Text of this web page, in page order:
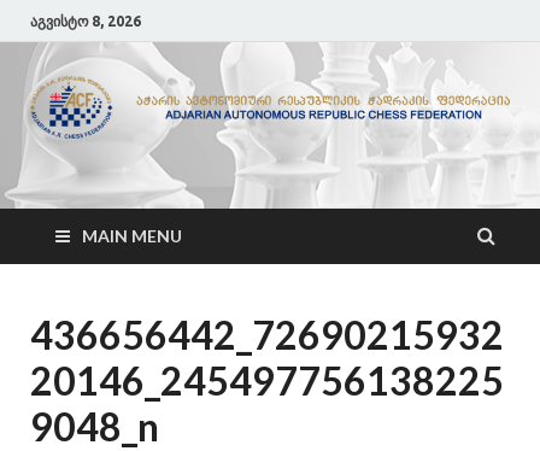
აგვისტო 8, 2026
ACF
აჭარის ჭადრაკის ფედერაცია
MAIN MENU
436656442_72690215932
20146_245497756138225
9048_n